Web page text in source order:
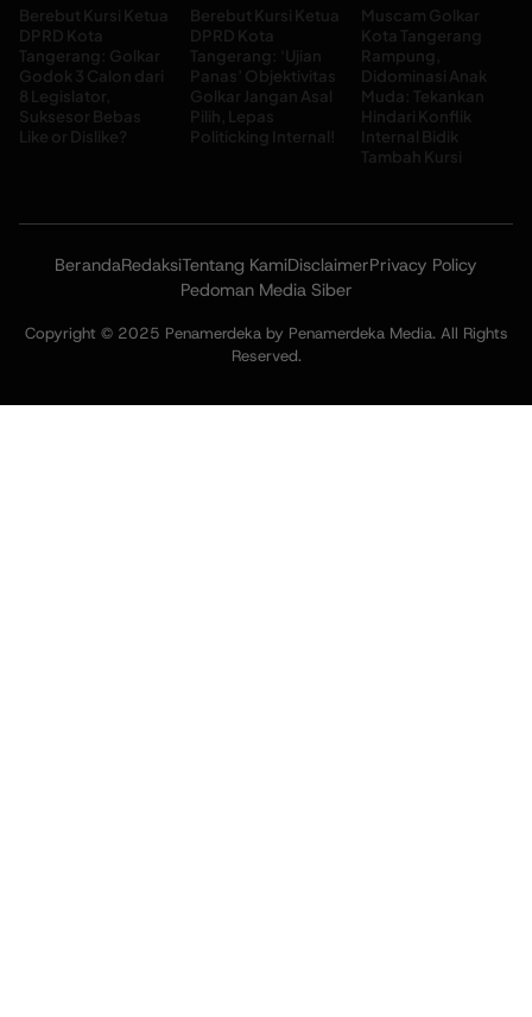
Berebut Kursi Ketua
DPRD Kota
Tangerang: Golkar
Godok 3 Calon dari
8 Legislator,
Suksesor Bebas
Like or Dislike?
Berebut Kursi Ketua
DPRD Kota
Tangerang: ‘Ujian
Panas’ Objektivitas
Golkar Jangan Asal
Pilih, Lepas
Politicking Internal!
Muscam Golkar
Kota Tangerang
Rampung,
Didominasi Anak
Muda: Tekankan
Hindari Konflik
Internal Bidik
Tambah Kursi
BerandaRedaksiTentang KamiDisclaimerPrivacy Policy
Pedoman Media Siber
Copyright © 2025 Penamerdeka by Penamerdeka Media. All Rights
Reserved.